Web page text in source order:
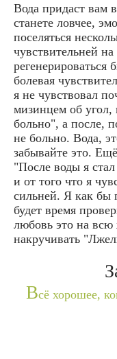
Вода придаст вам
станете ловчее,
поселяться
чувствительней
регенерироваться
болевая
я не чувствовал
мизинцем об
больно", а после,
не больно. Вода,
забывайте это.
"После воды я
и от того что я
сильней. Я как бы
будет время
любовь это на
накручивать
Всё хорошее,